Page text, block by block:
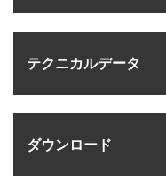
テクニカルデータ
ダウンロード